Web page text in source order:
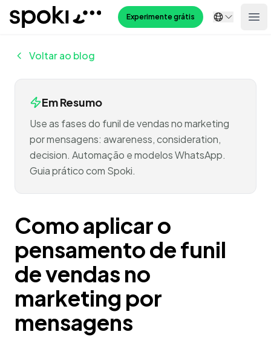
Spoki Experimente grátis
Voltar ao blog
Em Resumo
Use as fases do funil de vendas no marketing
por mensagens: awareness, consideration,
decision. Automação e modelos WhatsApp.
Guia prático com Spoki.
Como aplicar o
pensamento de funil
de vendas no
marketing por
mensagens